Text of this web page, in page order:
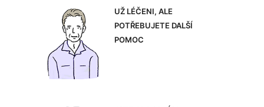
UŽ LÉČENI, ALE
POTŘEBUJETE DALŠÍ
POMOC